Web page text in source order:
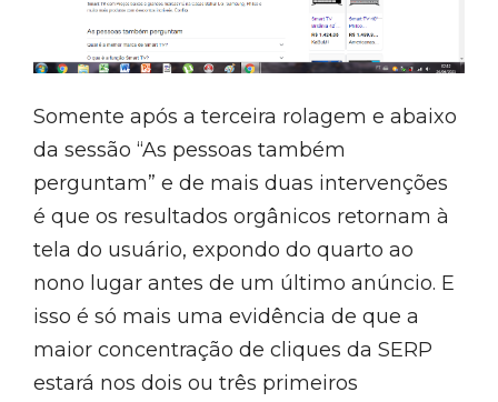
Somente após a terceira rolagem e abaixo
da sessão “As pessoas também
perguntam” e de mais duas intervenções
é que os resultados orgânicos retornam à
tela do usuário, expondo do quarto ao
nono lugar antes de um último anúncio. E
isso é só mais uma evidência de que a
maior concentração de cliques da SERP
estará nos dois ou três primeiros